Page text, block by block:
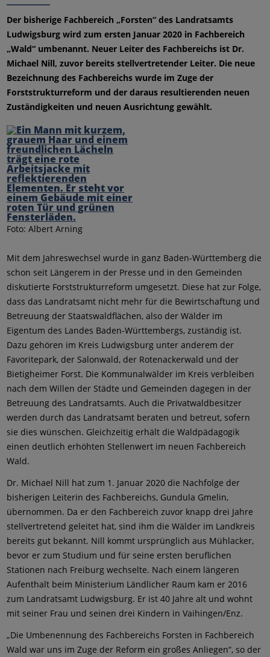
Der bisherige Fachbereich „Forsten“ des Landratsamts
Ludwigsburg wird zum ersten Januar 2020 in Fachbereich
„Wald“ umbenannt. Neuer Leiter des Fachbereichs ist Dr.
Michael Nill, zuvor bereits stellvertretender Leiter. Die neue
Bezeichnung des Fachbereichs wurde im Zuge der
Forststrukturreform und der daraus resultierenden neuen
Zuständigkeiten und neuen Ausrichtung gewählt.
Foto: Albert Arning
Mit dem Jahreswechsel wurde in ganz Baden-Württemberg die
schon seit Längerem in der Presse und in den Gemeinden
diskutierte Forststrukturreform umgesetzt. Diese hat zur Folge,
dass das Landratsamt nicht mehr für die Bewirtschaftung und
Betreuung der Staatswaldflächen, also der Wälder im
Eigentum des Landes Baden-Württembergs, zuständig ist.
Dazu gehören im Kreis Ludwigsburg unter anderem der
Favoritepark, der Salonwald, der Rotenackerwald und der
Bietigheimer Forst. Die Kommunalwälder im Kreis verbleiben
nach dem Willen der Städte und Gemeinden dagegen in der
Betreuung des Landratsamts. Auch die Privatwaldbesitzer
werden durch das Landratsamt beraten und betreut, sofern
sie dies wünschen. Gleichzeitig erhält die Waldpädagogik
einen deutlich erhöhten Stellenwert im neuen Fachbereich
Wald.
Dr. Michael Nill hat zum 1. Januar 2020 die Nachfolge der
bisherigen Leiterin des Fachbereichs, Gundula Gmelin,
übernommen. Da er den Fachbereich zuvor knapp drei Jahre
stellvertretend geleitet hat, sind ihm die Wälder im Landkreis
bereits gut bekannt. Nill kommt ursprünglich aus Mühlacker,
bevor er zum Studium und für seine ersten beruflichen
Stationen nach Freiburg wechselte. Nach einem längeren
Aufenthalt beim Ministerium Ländlicher Raum kam er 2016
zum Landratsamt Ludwigsburg. Er ist 40 Jahre alt und wohnt
mit seiner Frau und seinen drei Kindern in Vaihingen/Enz.
„Die Umbenennung des Fachbereichs Forsten in Fachbereich
Wald war uns im Zuge der Reform ein großes Anliegen“, so der